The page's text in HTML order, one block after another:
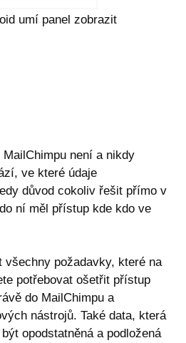
umí panel zobrazit
není a nikdy
ve které údaje
důvod cokoliv řešit přímo v
ní měl přístup kde kdo ve
všechny požadavky, které na
potřebovat ošetřit přístup
do MailChimpu a
nástrojů. Také data, která
opodstatněná a podložená